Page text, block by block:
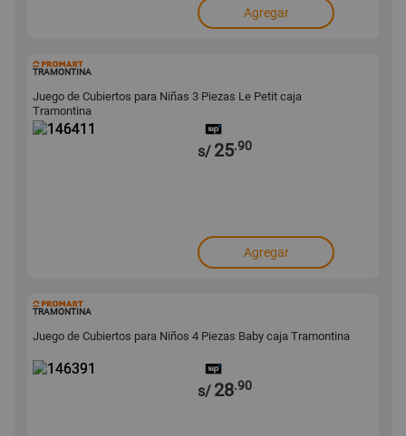
Agregar
TRAMONTINA
Juego de Cubiertos para Niñas 3 Piezas Le Petit caja
Tramontina
s/ 25.90
Agregar
TRAMONTINA
Juego de Cubiertos para Niños 4 Piezas Baby caja Tramontina
s/ 28.90